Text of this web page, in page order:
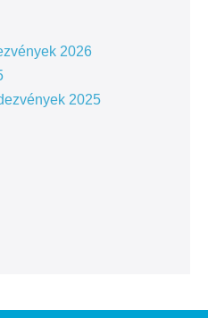
2026
2025